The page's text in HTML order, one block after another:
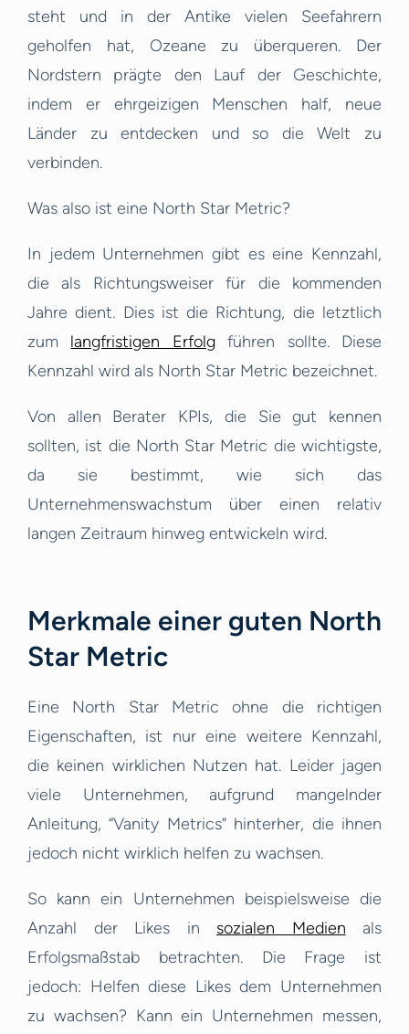
steht und in der Antike vielen Seefahrern
geholfen hat, Ozeane zu überqueren. Der
Nordstern prägte den Lauf der Geschichte,
indem er ehrgeizigen Menschen half, neue
Länder zu entdecken und so die Welt zu
verbinden.
Was also ist eine North Star Metric?
In jedem Unternehmen gibt es eine Kennzahl,
die als Richtungsweiser für die kommenden
Jahre dient. Dies ist die Richtung, die letztlich
zum langfristigen Erfolgführen sollte. Diese
Kennzahl wird als North Star Metric bezeichnet.
Von allen Berater KPIs, die Sie gut kennen
sollten, ist die North Star Metric die wichtigste,
da sie bestimmt, wie sich das
Unternehmenswachstum über einen relativ
langen Zeitraum hinweg entwickeln wird.
Merkmale einer guten North
Star Metric
Eine North Star Metric ohne die richtigen
Eigenschaften, ist nur eine weitere Kennzahl,
die keinen wirklichen Nutzen hat. Leider jagen
viele Unternehmen, aufgrund mangelnder
Anleitung, “Vanity Metrics” hinterher, die ihnen
jedoch nicht wirklich helfen zu wachsen.
So kann ein Unternehmen beispielsweise die
Anzahl der Likes in sozialen Medien als
Erfolgsmaßstab betrachten. Die Frage ist
jedoch: Helfen diese Likes dem Unternehmen
zu wachsen? Kann ein Unternehmen messen,